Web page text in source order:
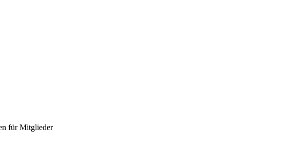
für Mitglieder